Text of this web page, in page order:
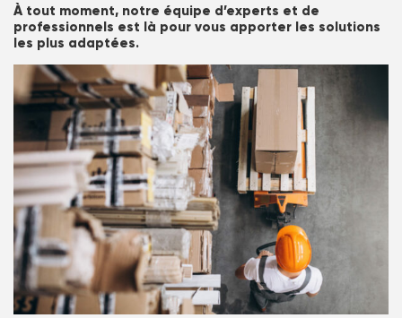
À tout moment, notre équipe d’experts et de
professionnels est là pour vous apporter les solutions
les plus adaptées.